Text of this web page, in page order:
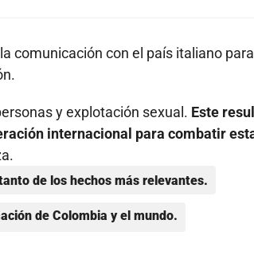
comunicación con el país italiano para
y explotación sexual. Este
internacional para combatir
de los hechos más relevantes.
de Colombia y el mundo.